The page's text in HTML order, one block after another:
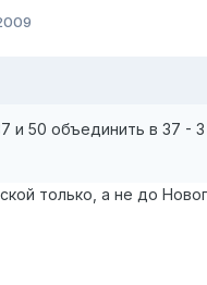
50 объединить в 37 - 3
только, а не до